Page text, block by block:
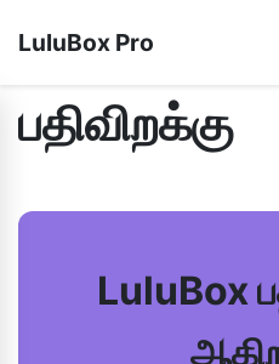
LuluBox Pro
பதிவிறக்கு
LuluBox